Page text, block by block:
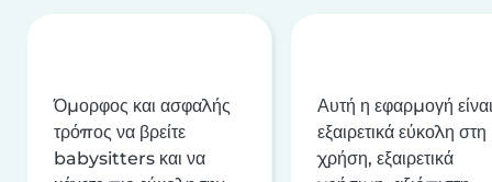
Όμορφος και ασφαλής
τρόπος να βρείτε
babysitters και να
Αυτή η εφαρμογή είναι
εξαιρετικά εύκολη στη
χρήση, εξαιρετικά